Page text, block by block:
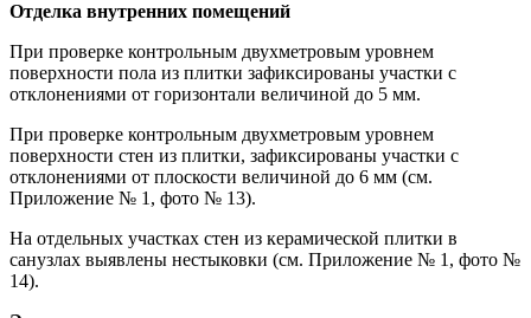
Отделка внутренних помещений
При проверке контрольным двухметровым уровнем
поверхности пола из плитки зафиксированы участки с
отклонениями от горизонтали величиной до 5 мм.
При проверке контрольным двухметровым уровнем
поверхности стен из плитки, зафиксированы участки с
отклонениями от плоскости величиной до 6 мм (см.
Приложение № 1, фото № 13).
На отдельных участках стен из керамической плитки в
санузлах выявлены нестыковки (см. Приложение № 1, фото №
14).